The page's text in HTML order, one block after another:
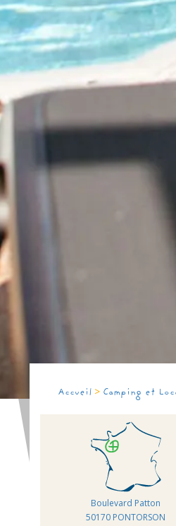
Accueil> Camping et
Boulevard Patton
50170 PONTORSON